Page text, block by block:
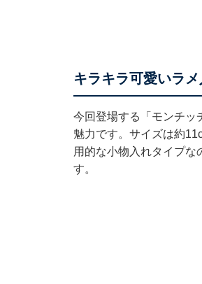
キラキラ可愛いラ
今回登場する「モンチッ
魅力です。サイズは約
用的な小物入れタイプ
す。